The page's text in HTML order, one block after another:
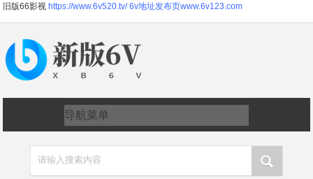
旧版66影视 https://www.6v520.tv/ 6v地址发布页www.6v123.com
请输入搜索内容